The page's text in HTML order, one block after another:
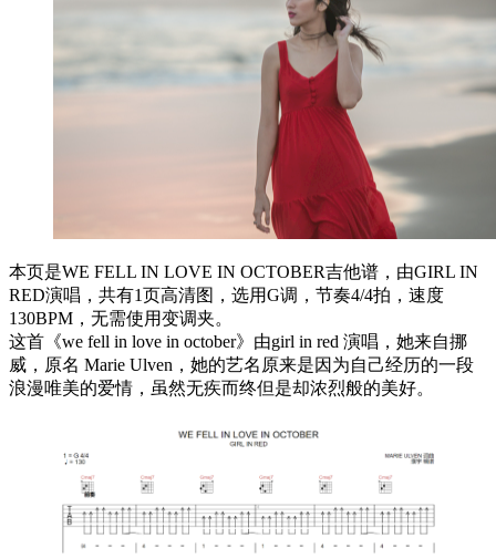
本页是WE FELL IN LOVE IN OCTOBER吉他谱，由GIRL IN
RED演唱，共有1页高清图，选用G调，节奏4/4拍，速度
130BPM，无需使用变调夹。
这首《we fell in love in october》由girl in red 演唱，她来自挪
威，原名 Marie Ulven，她的艺名原来是因为自己经历的一段
浪漫唯美的爱情，虽然无疾而终但是却浓烈般的美好。